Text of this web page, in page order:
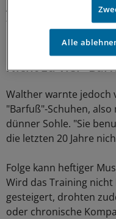
Auch ältere Läufer,
finden Schuhe mit
Problemzonen.
Nicht zu viel
Walther warnte jedoch
"Barfuß"-Schuhen,
dünner Sohle. "Sie
die letzten 20 Jahre
Folge kann heftiger
Wird das Training
gesteigert, drohten
oder chronische
Alle